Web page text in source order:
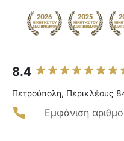
8.4
Πετρούπολη, Περικλέους
Εμφάνιση